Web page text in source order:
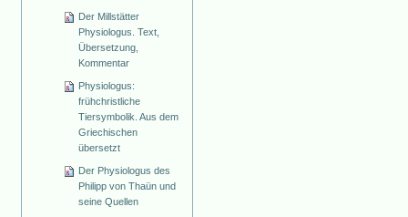
Der Millstätter
Physiologus. Text,
Übersetzung,
Kommentar
Physiologus:
frühchristliche
Tiersymbolik. Aus dem
Griechischen
übersetzt
Der Physiologus des
Philipp von Thaün und
seine Quellen